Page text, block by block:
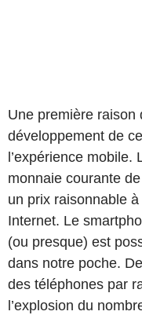
Une première raison
développement de
l’expérience
monnaie courante
un prix raisonnable
Internet. Le
(ou presque) est
dans notre poche.
des téléphones par
l’explosion du